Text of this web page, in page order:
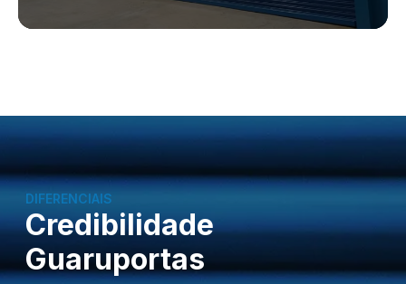
DIFERENCIAIS
Credibilidade
Guaruportas